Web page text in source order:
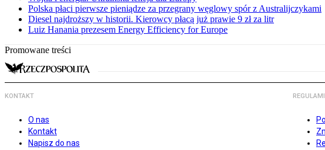
Polska płaci pierwsze pieniądze za przegrany węglowy spór z Australijczykami
Diesel najdroższy w historii. Kierowcy płacą już prawie 9 zł za litr
Luiz Hanania prezesem Energy Efficiency for Europe
Promowane treści
KONTAKT
O nas
Kontakt
Napisz do nas